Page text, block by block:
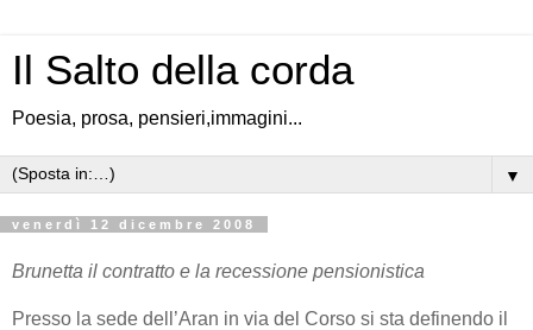
Il Salto della corda
Poesia, prosa, pensieri,immagini...
▼
venerdì 12 dicembre 2008
Brunetta il contratto e la recessione pensionistica
Presso la sede dell’Aran in via del Corso si sta definendo il